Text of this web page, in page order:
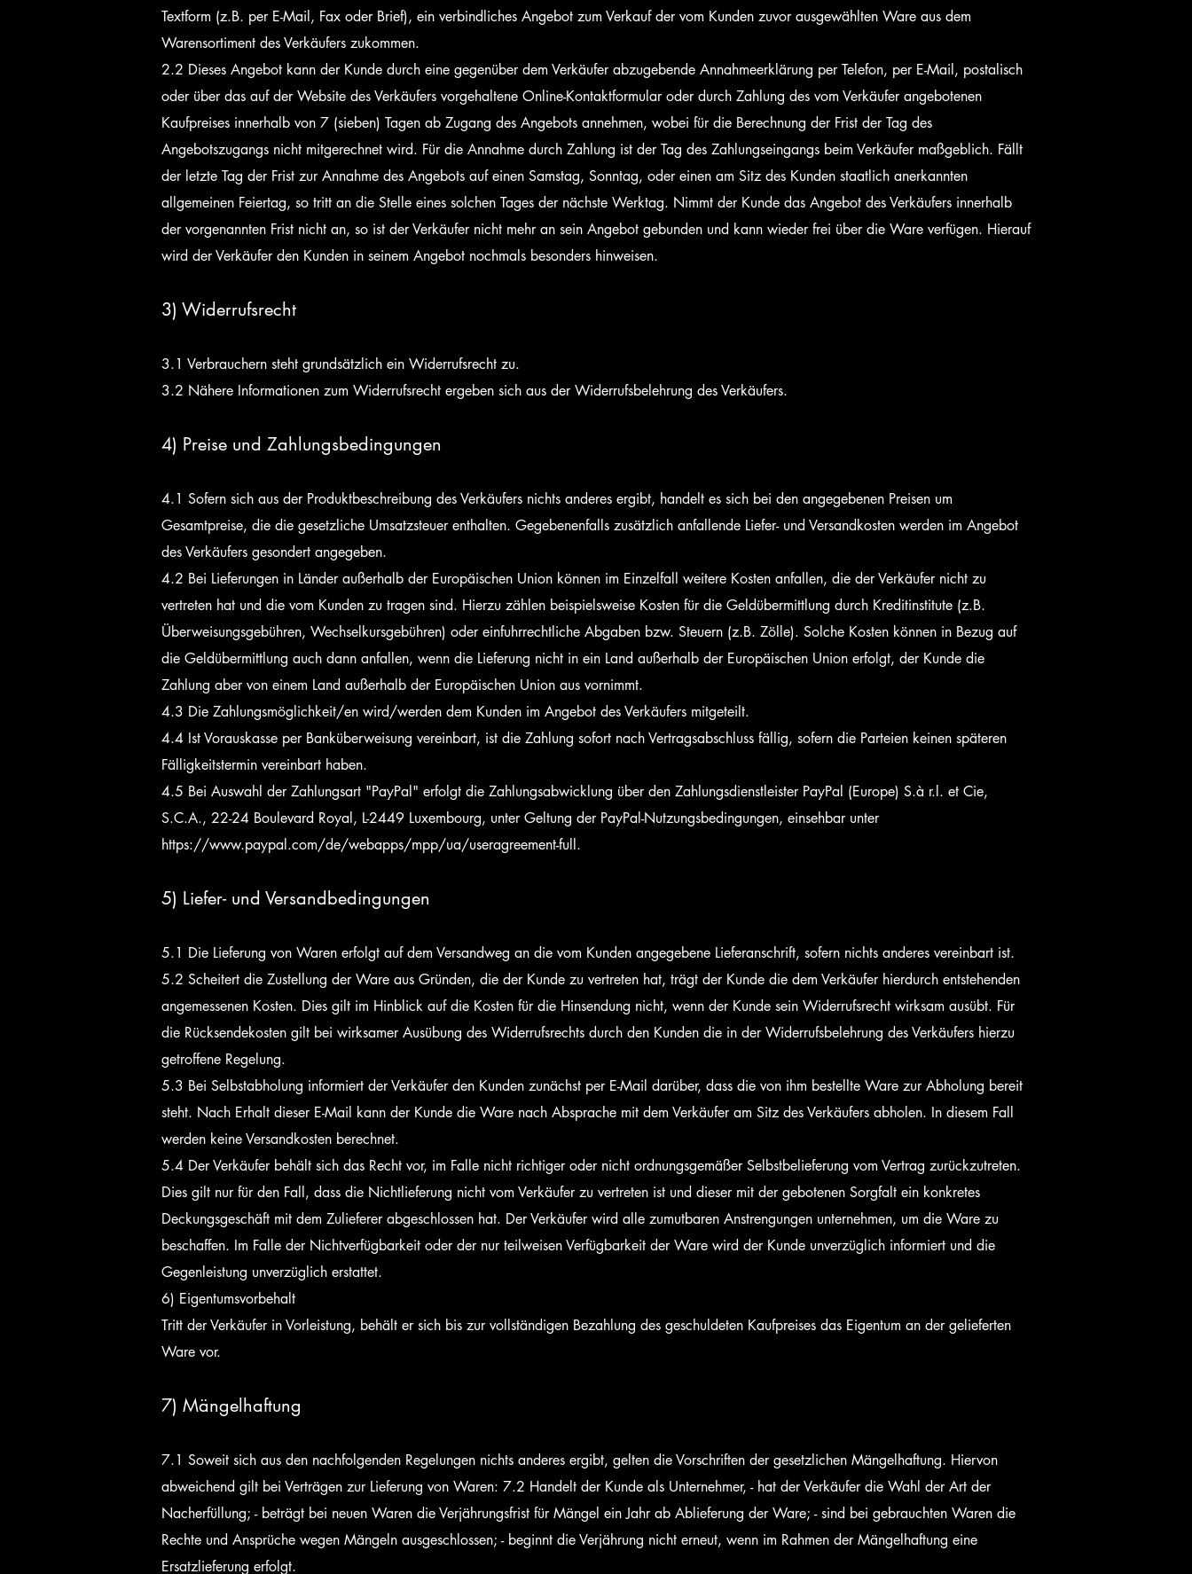
Textform (z.B. per E-Mail, Fax oder Brief), ein verbindliches Angebot zum Verkauf der vom Kunden zuvor ausgewählten Ware aus dem
Warensortiment des Verkäufers zukommen.
2.2 Dieses Angebot kann der Kunde durch eine gegenüber dem Verkäufer abzugebende Annahmeerklärung per Telefon, per E-Mail, postalisch
oder über das auf der Website des Verkäufers vorgehaltene Online-Kontaktformular oder durch Zahlung des vom Verkäufer angebotenen
Kaufpreises innerhalb von 7 (sieben) Tagen ab Zugang des Angebots annehmen, wobei für die Berechnung der Frist der Tag des
Angebotszugangs nicht mitgerechnet wird. Für die Annahme durch Zahlung ist der Tag des Zahlungseingangs beim Verkäufer maßgeblich. Fällt
der letzte Tag der Frist zur Annahme des Angebots auf einen Samstag, Sonntag, oder einen am Sitz des Kunden staatlich anerkannten
allgemeinen Feiertag, so tritt an die Stelle eines solchen Tages der nächste Werktag. Nimmt der Kunde das Angebot des Verkäufers innerhalb
der vorgenannten Frist nicht an, so ist der Verkäufer nicht mehr an sein Angebot gebunden und kann wieder frei über die Ware verfügen. Hierauf
wird der Verkäufer den Kunden in seinem Angebot nochmals besonders hinweisen.
3) Widerrufsrecht
3.1 Verbrauchern steht grundsätzlich ein Widerrufsrecht zu.
3.2 Nähere Informationen zum Widerrufsrecht ergeben sich aus der Widerrufsbelehrung des Verkäufers.
4) Preise und Zahlungsbedingungen
4.1 Sofern sich aus der Produktbeschreibung des Verkäufers nichts anderes ergibt, handelt es sich bei den angegebenen Preisen um
Gesamtpreise, die die gesetzliche Umsatzsteuer enthalten. Gegebenenfalls zusätzlich anfallende Liefer- und Versandkosten werden im Angebot
des Verkäufers gesondert angegeben.
4.2 Bei Lieferungen in Länder außerhalb der Europäischen Union können im Einzelfall weitere Kosten anfallen, die der Verkäufer nicht zu
vertreten hat und die vom Kunden zu tragen sind. Hierzu zählen beispielsweise Kosten für die Geldübermittlung durch Kreditinstitute (z.B.
Überweisungsgebühren, Wechselkursgebühren) oder einfuhrrechtliche Abgaben bzw. Steuern (z.B. Zölle). Solche Kosten können in Bezug auf
die Geldübermittlung auch dann anfallen, wenn die Lieferung nicht in ein Land außerhalb der Europäischen Union erfolgt, der Kunde die
Zahlung aber von einem Land außerhalb der Europäischen Union aus vornimmt.
4.3 Die Zahlungsmöglichkeit/en wird/werden dem Kunden im Angebot des Verkäufers mitgeteilt.
4.4 Ist Vorauskasse per Banküberweisung vereinbart, ist die Zahlung sofort nach Vertragsabschluss fällig, sofern die Parteien keinen späteren
Fälligkeitstermin vereinbart haben.
4.5 Bei Auswahl der Zahlungsart "PayPal" erfolgt die Zahlungsabwicklung über den Zahlungsdienstleister PayPal (Europe) S.à r.l. et Cie,
S.C.A., 22-24 Boulevard Royal, L-2449 Luxembourg, unter Geltung der PayPal-Nutzungsbedingungen, einsehbar unter
https://www.paypal.com/de/webapps/mpp/ua/useragreement-full.
5) Liefer- und Versandbedingungen
5.1 Die Lieferung von Waren erfolgt auf dem Versandweg an die vom Kunden angegebene Lieferanschrift, sofern nichts anderes vereinbart ist.
5.2 Scheitert die Zustellung der Ware aus Gründen, die der Kunde zu vertreten hat, trägt der Kunde die dem Verkäufer hierdurch entstehenden
angemessenen Kosten. Dies gilt im Hinblick auf die Kosten für die Hinsendung nicht, wenn der Kunde sein Widerrufsrecht wirksam ausübt. Für
die Rücksendekosten gilt bei wirksamer Ausübung des Widerrufsrechts durch den Kunden die in der Widerrufsbelehrung des Verkäufers hierzu
getroffene Regelung.
5.3 Bei Selbstabholung informiert der Verkäufer den Kunden zunächst per E-Mail darüber, dass die von ihm bestellte Ware zur Abholung bereit
steht. Nach Erhalt dieser E-Mail kann der Kunde die Ware nach Absprache mit dem Verkäufer am Sitz des Verkäufers abholen. In diesem Fall
werden keine Versandkosten berechnet.
5.4 Der Verkäufer behält sich das Recht vor, im Falle nicht richtiger oder nicht ordnungsgemäßer Selbstbelieferung vom Vertrag zurückzutreten.
Dies gilt nur für den Fall, dass die Nichtlieferung nicht vom Verkäufer zu vertreten ist und dieser mit der gebotenen Sorgfalt ein konkretes
Deckungsgeschäft mit dem Zulieferer abgeschlossen hat. Der Verkäufer wird alle zumutbaren Anstrengungen unternehmen, um die Ware zu
beschaffen. Im Falle der Nichtverfügbarkeit oder der nur teilweisen Verfügbarkeit der Ware wird der Kunde unverzüglich informiert und die
Gegenleistung unverzüglich erstattet.
6) Eigentumsvorbehalt
Tritt der Verkäufer in Vorleistung, behält er sich bis zur vollständigen Bezahlung des geschuldeten Kaufpreises das Eigentum an der gelieferten
Ware vor.
7) Mängelhaftung
7.1 Soweit sich aus den nachfolgenden Regelungen nichts anderes ergibt, gelten die Vorschriften der gesetzlichen Mängelhaftung. Hiervon
abweichend gilt bei Verträgen zur Lieferung von Waren: 7.2 Handelt der Kunde als Unternehmer, - hat der Verkäufer die Wahl der Art der
Nacherfüllung; - beträgt bei neuen Waren die Verjährungsfrist für Mängel ein Jahr ab Ablieferung der Ware; - sind bei gebrauchten Waren die
Rechte und Ansprüche wegen Mängeln ausgeschlossen; - beginnt die Verjährung nicht erneut, wenn im Rahmen der Mängelhaftung eine
Ersatzlieferung erfolgt.